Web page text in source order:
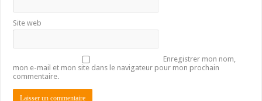
Site web
Enregistrer mon nom,
mon e-mail et mon site dans le navigateur pour mon prochain
commentaire.